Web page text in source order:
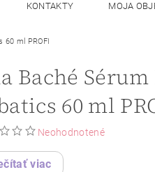
KONTAKTY MOJA
ml PROFI
Baché
60 ml
Neohodnotené
viac